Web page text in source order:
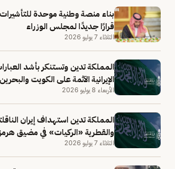
قرارًا جديدًا لمجلس الوزراء
الثلاثاء 7 يوليو 2026
المملكة تدين وتستنكر بأشد
الإيرانية الآثمة على الكويت والبحرين
الأربعاء 8 يوليو 2026
المملكة تدين استهداف إيران
والقطرية «الركيات» في مضيق هرمز
الثلاثاء 7 يوليو 2026